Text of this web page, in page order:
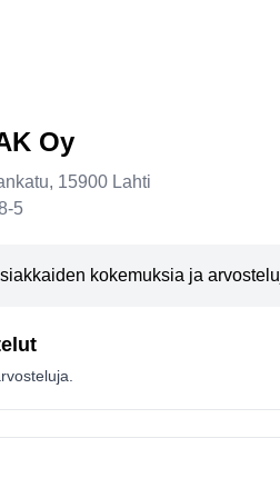
Oy
, 15900 Lahti
5
kokemuksia ja